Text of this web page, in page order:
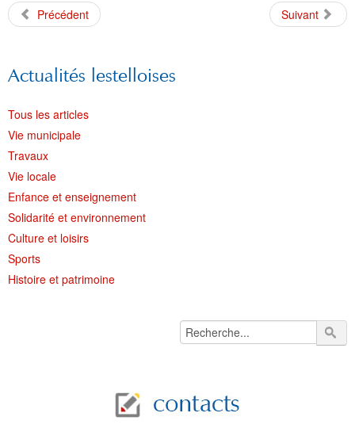
Précédent
Suivant
Actualités lestelloises
Tous les articles
Vie municipale
Travaux
Vie locale
Enfance et enseignement
Solidarité et environnement
Culture et loisirs
Sports
Histoire et patrimoine